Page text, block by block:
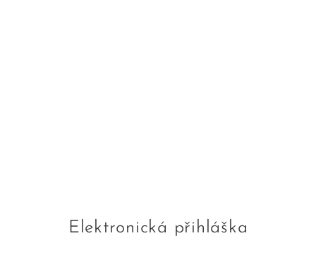
Elektronická přihláška